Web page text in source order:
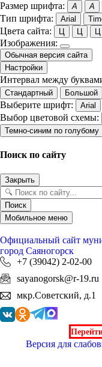
Размер шрифта: A A
Тип шрифта: Arial
Цвета сайта: Ц Ц Ц
Изображения:
Обычная версия сайта
Настройки
Интервал между
Стандартный
Большой
Выберите шрифт: Arial
Выбор цветовой схемы:
Темно-синим по голубому
Поиск по сайту
Закрыть
Поиск
Мобильное меню
Официальный сайт
город Саяногорск
+7 (39042) 2-02-00
sayanogorsk@r-19.ru
мкр.Советский, д.1
Версия для